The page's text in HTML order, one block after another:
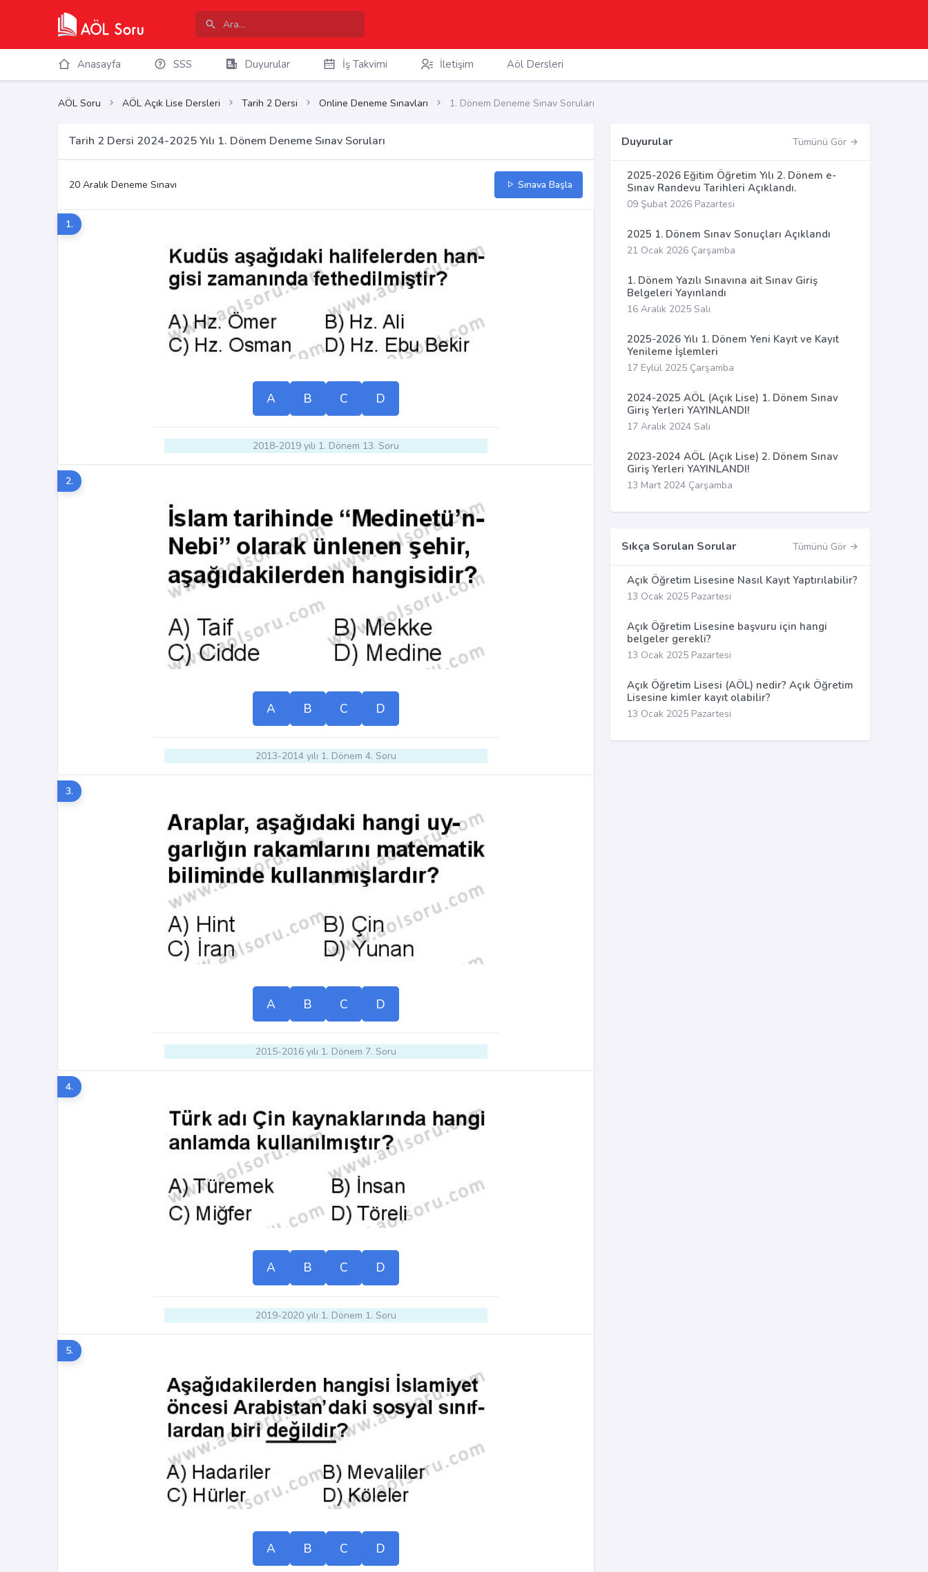
Anasayfa SSS Duyurular İş Takvimi İletişim Aöl Dersleri
AÖL Soru AÖL Açık Lise Dersleri Tarih 2 Dersi Online Deneme Sınavları 1. Dönem Deneme Sınav Soruları
Tarih 2 Dersi 2024-2025 Yılı 1. Dönem Deneme Sınav Soruları
20 Aralık Deneme Sınavı Sınava Başla
1.
A B C D
2018-2019 yılı 1. Dönem 13. Soru
2.
A B C D
2013-2014 yılı 1. Dönem 4. Soru
3.
A B C D
2015-2016 yılı 1. Dönem 7. Soru
4.
A B C D
2019-2020 yılı 1. Dönem 1. Soru
5.
A B C D
Duyurular Tümünü Gör
2025-2026 Eğitim Öğretim Yılı 2. Dönem e-
Sınav Randevu Tarihleri Açıklandı.
09 Şubat 2026 Pazartesi
2025 1. Dönem Sınav Sonuçları Açıklandı
21 Ocak 2026 Çarşamba
1. Dönem Yazılı Sınavına ait Sınav Giriş
Belgeleri Yayınlandı
16 Aralık 2025 Salı
2025-2026 Yılı 1. Dönem Yeni Kayıt ve Kayıt
Yenileme İşlemleri
17 Eylül 2025 Çarşamba
2024-2025 AÖL (Açık Lise) 1. Dönem Sınav
Giriş Yerleri YAYINLANDI!
17 Aralık 2024 Salı
2023-2024 AÖL (Açık Lise) 2. Dönem Sınav
Giriş Yerleri YAYINLANDI!
13 Mart 2024 Çarşamba
Sıkça Sorulan Sorular Tümünü Gör
Açık Öğretim Lisesine Nasıl Kayıt Yaptırılabilir?
13 Ocak 2025 Pazartesi
Açık Öğretim Lisesine başvuru için hangi
belgeler gerekli?
13 Ocak 2025 Pazartesi
Açık Öğretim Lisesi (AÖL) nedir? Açık Öğretim
Lisesine kimler kayıt olabilir?
13 Ocak 2025 Pazartesi